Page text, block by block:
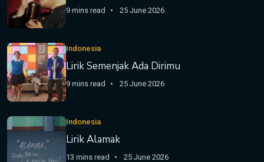
9 mins read 25 June 2026
Indonesia
Lirik Semenjak Ada Dirimu
9 mins read 25 June 2026
Indonesia
Lirik Alamak
13 mins read 25 June 2026